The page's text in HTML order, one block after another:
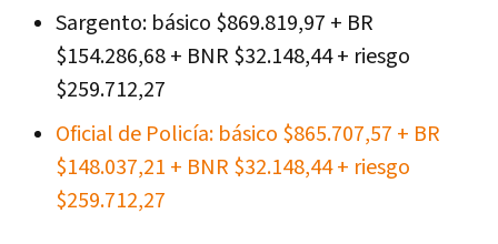
Sargento: básico $869.819,97 + BR
$154.286,68 + BNR $32.148,44 + riesgo
$259.712,27
Oficial de Policía: básico $865.707,57 + BR
$148.037,21 + BNR $32.148,44 + riesgo
$259.712,27